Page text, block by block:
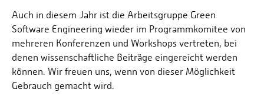
Fuel Cell Centre Rheinland-Pfalz
Nationalparkforschung
P2Broker
Perival
Robotix-Academy
S.U.N.-Projekt
Örtlicher Personalrat
Personensuche
GREEN SOFTWARE ENGINEERING LABOR
REFERENZMODELL
VERÖFFENTLICHUNGEN
Auch in diesem Jahr ist die Arbeitsgruppe Green
Software Engineering wieder im Programmkomitee von
mehreren Konferenzen und Workshops vertreten, bei
denen wissenschaftliche Beiträge eingereicht werden
können. Wir freuen uns, wenn von dieser Möglichkeit
Gebrauch gemacht wird.